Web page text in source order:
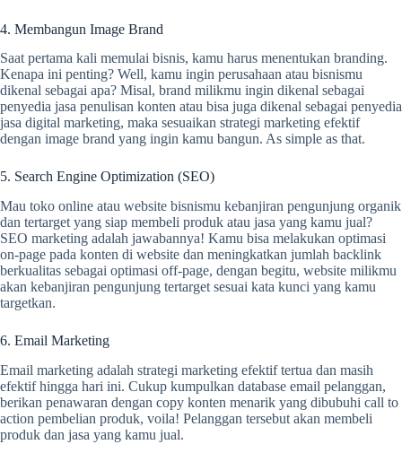
4. Membangun Image Brand
Saat pertama kali memulai bisnis, kamu harus menentukan branding.
Kenapa ini penting? Well, kamu ingin perusahaan atau bisnismu
dikenal sebagai apa? Misal, brand milikmu ingin dikenal sebagai
penyedia jasa penulisan konten atau bisa juga dikenal sebagai penyedia
jasa digital marketing, maka sesuaikan strategi marketing efektif
dengan image brand yang ingin kamu bangun. As simple as that.
5. Search Engine Optimization (SEO)
Mau toko online atau website bisnismu kebanjiran pengunjung organik
dan tertarget yang siap membeli produk atau jasa yang kamu jual?
SEO marketing adalah jawabannya! Kamu bisa melakukan optimasi
on-page pada konten di website dan meningkatkan jumlah backlink
berkualitas sebagai optimasi off-page, dengan begitu, website milikmu
akan kebanjiran pengunjung tertarget sesuai kata kunci yang kamu
targetkan.
6. Email Marketing
Email marketing adalah strategi marketing efektif tertua dan masih
efektif hingga hari ini. Cukup kumpulkan database email pelanggan,
berikan penawaran dengan copy konten menarik yang dibubuhi call to
action pembelian produk, voila! Pelanggan tersebut akan membeli
produk dan jasa yang kamu jual.